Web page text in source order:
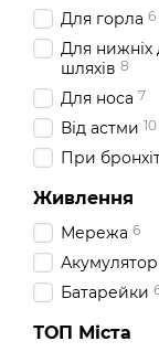
Для горла 6
Для нижніх
шляхів 8
Для носа 7
Від астми 10
При
Живлення
Мережа 6
Акумулятор
Батарейки
ТОП Міста